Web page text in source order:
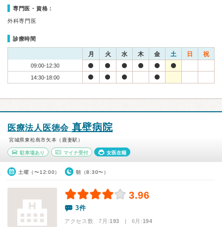
専門医・資格：
外科専門医
診療時間
月 火 水 木 金 土 日 祝
09:00-12:30
14:30-18:00
医療法人医徳会 真壁病院
宮城県東松島市矢本（鹿妻駅）
駐車場あり マイナ受付 女医在籍
土曜（〜12:00） 朝（8:30〜）
3.96
3件
アクセス数 7月:193 | 6月:194